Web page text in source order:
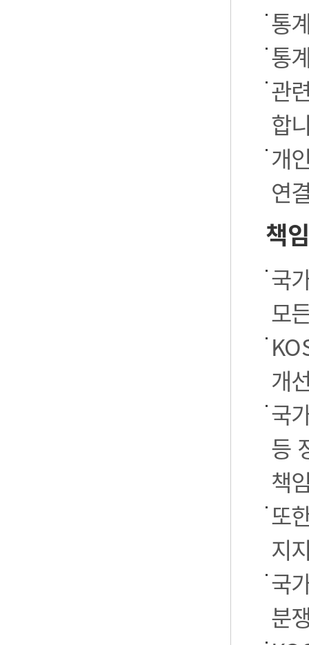
통
통
관
합
개
연
책
국
모
개
국
등
책
또
지
국
분